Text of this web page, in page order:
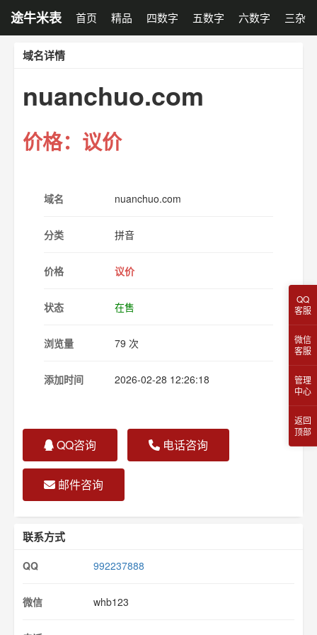
途牛米表 首页 精品 四数字 五数字 六数字 三杂
域名详情
nuanchuo.com
价格：议价
域名 nuanchuo.com
分类 拼音
价格 议价
状态 在售
浏览量 79 次
添加时间 2026-02-28 12:26:18
QQ咨询 电话咨询
邮件咨询
联系方式
QQ 992237888
微信 whb123
QQ
客服
微信
客服
管理
中心
返回
顶部